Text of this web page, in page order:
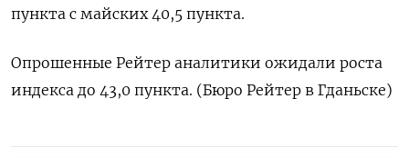
пункта с майских 40,5 пункта.
Опрошенные Рейтер аналитики ожидали роста
индекса до 43,0 пункта. (Бюро Рейтер в Гданьске)